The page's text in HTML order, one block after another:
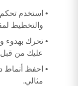
استخدم
والتخطيط
تحرك بهدوء
عليك من قبل
احفظ أنماط
مثالي.